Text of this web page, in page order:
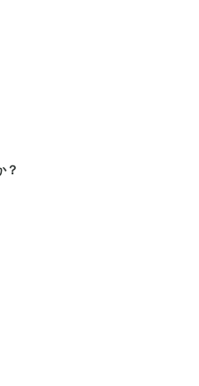
size
？